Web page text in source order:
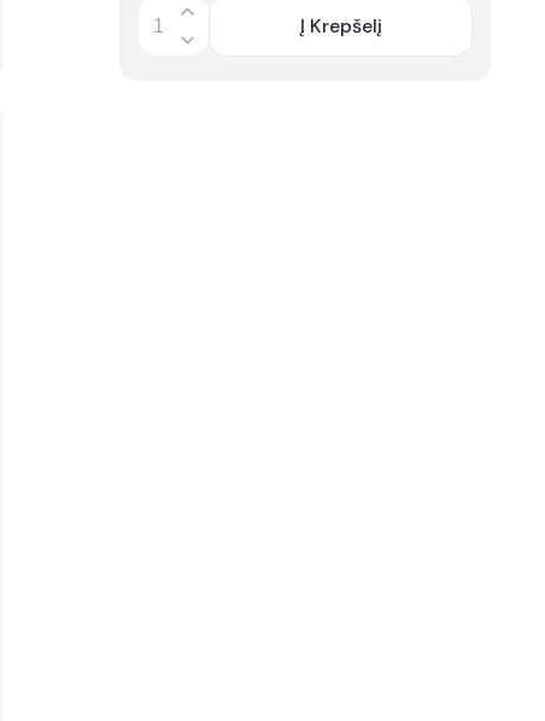
Quantity Į Krepšelį